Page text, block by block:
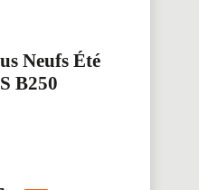
Neufs Été
B250